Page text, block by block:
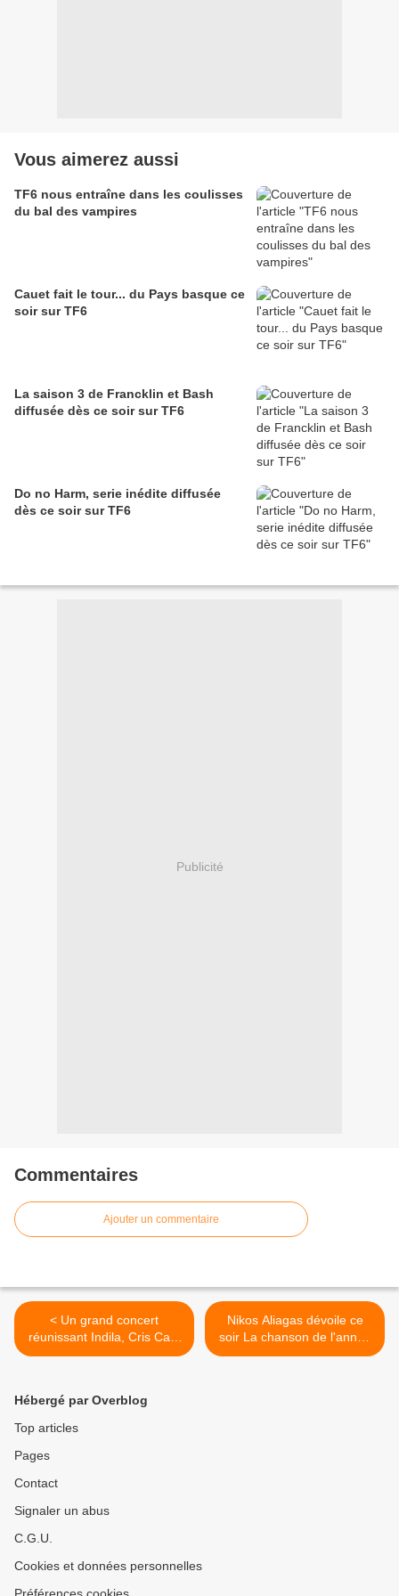
Vous aimerez aussi
TF6 nous entraîne dans les coulisses
du bal des vampires
Cauet fait le tour... du Pays basque ce
soir sur TF6
La saison 3 de Francklin et Bash
diffusée dès ce soir sur TF6
Do no Harm, serie inédite diffusée
dès ce soir sur TF6
Publicité
Commentaires
Ajouter un commentaire
< Un grand concert
réunissant Indila, Cris Cab,
Irma, Skip the Use (...)
Nikos Aliagas dévoile ce
soir La chanson de l'année
sur TF1 >
Hébergé par Overblog
Top articles
Pages
Contact
Signaler un abus
C.G.U.
Cookies et données personnelles